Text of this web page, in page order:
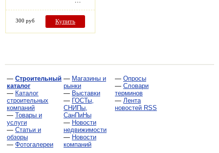
300 руб Купить
— Строительный
каталог
— Каталог
строительных
компаний
— Товары и
услуги
— Статьи и
обзоры
— Фотогалереи
— Магазины и
рынки
— Выставки
— ГОСТы,
СНИПы,
СанПиНы
— Новости
недвижимости
— Новости
компаний
— Опросы
— Словари
терминов
— Лента
новостей RSS